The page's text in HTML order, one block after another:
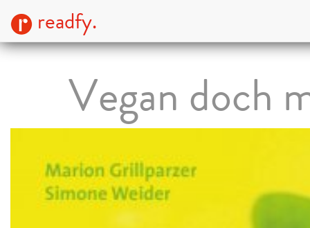
readfy.
Vegan doch